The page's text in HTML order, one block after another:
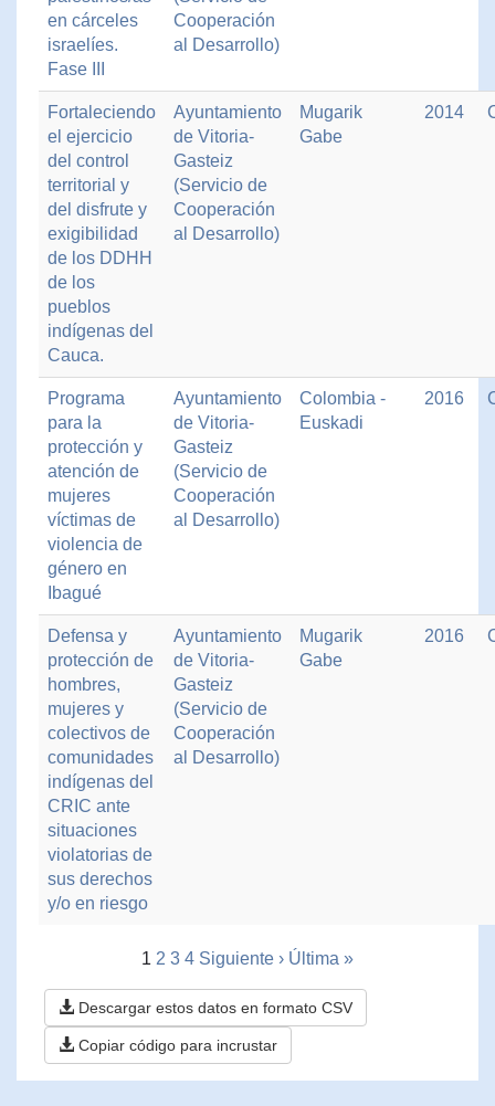
en cárceles
israelíes.
Fase III
Cooperación
al Desarrollo)
Fortaleciendo
el ejercicio
del control
territorial y
del disfrute y
exigibilidad
de los DDHH
de los
pueblos
indígenas del
Cauca.
Ayuntamiento
de Vitoria-
Gasteiz
(Servicio de
Cooperación
al Desarrollo)
Mugarik
Gabe
2014
Programa
para la
protección y
atención de
mujeres
víctimas de
violencia de
género en
Ibagué
Ayuntamiento
de Vitoria-
Gasteiz
(Servicio de
Cooperación
al Desarrollo)
Colombia -
Euskadi
2016
Defensa y
protección de
hombres,
mujeres y
colectivos de
comunidades
indígenas del
CRIC ante
situaciones
violatorias de
sus derechos
y/o en riesgo
Ayuntamiento
de Vitoria-
Gasteiz
(Servicio de
Cooperación
al Desarrollo)
Mugarik
Gabe
2016
1 2 3 4 Siguiente › Última »
Descargar estos datos en formato CSV
Copiar código para incrustar